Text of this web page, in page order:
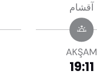
آقشام
AKŞAM
19:11